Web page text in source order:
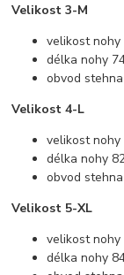
Velikost 3-M
velikost nohy
délka nohy
obvod
Velikost 4-L
velikost nohy
délka nohy
obvod
Velikost 5-XL
velikost nohy
délka nohy